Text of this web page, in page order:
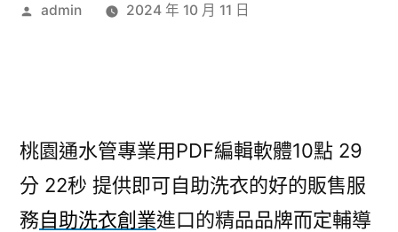
作
admin 2024 年 10 月 11 日
桃園通水管專業用PDF編輯軟體10點 29
分 22秒 提供即可自助洗衣的好的販售服
務自助洗衣創業進口的精品品牌而定輔導